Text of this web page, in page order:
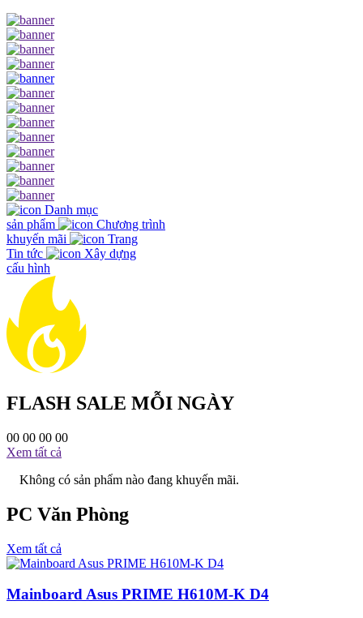
Danh mục
sản phẩm
Chương trình
khuyến mãi
Trang
Tin tức
Xây dựng
cấu hình
FLASH SALE MỖI NGÀY
00 00 00 00
Xem tất cả
Không có sản phẩm nào đang khuyến mãi.
PC Văn Phòng
Xem tất cả
Mainboard Asus PRIME H610M-K D4